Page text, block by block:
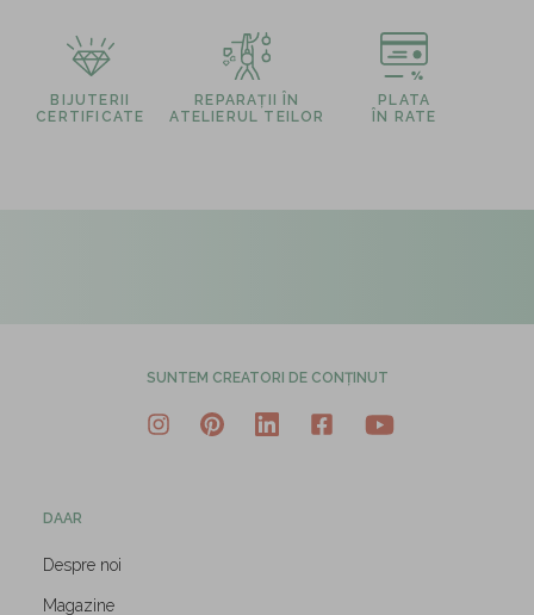
BIJUTERII
CERTIFICATE
REPARAȚII ÎN
ATELIERUL TEILOR
PLATA
ÎN RATE
SUNTEM CREATORI DE CONȚINUT
DAAR
Despre noi
Magazine